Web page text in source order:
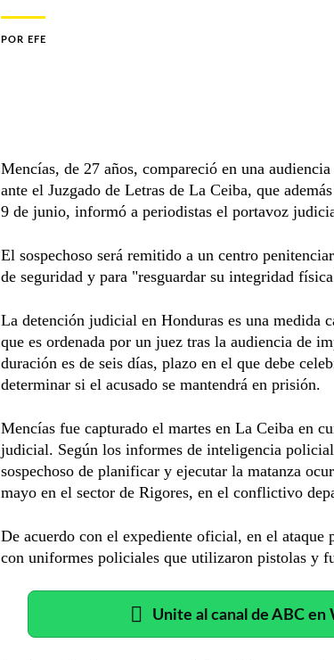
POR EFE
Mencías, de 27 años, compareció en una
ante el Juzgado de Letras de La Ceiba, que
9 de junio, informó a periodistas el portavoz
El sospechoso será remitido a un centro
de seguridad y para "resguardar su integridad
La detención judicial en Honduras es una medida
que es ordenada por un juez tras la audiencia de
duración es de seis días, plazo en el que debe
determinar si el acusado se mantendrá en prisión.
Mencías fue capturado el martes en La Ceiba en
judicial. Según los informes de inteligencia
sospechoso de planificar y ejecutar la matanza
mayo en el sector de Rigores, en el conflictivo
De acuerdo con el expediente oficial, en el ataque
con uniformes policiales que utilizaron pistolas y
Unite al canal de ABC en